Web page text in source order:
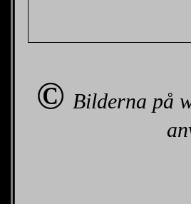
© Bilderna på
använda